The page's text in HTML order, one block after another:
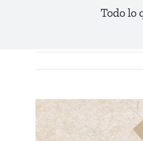
Todo lo
View
Larger
Image